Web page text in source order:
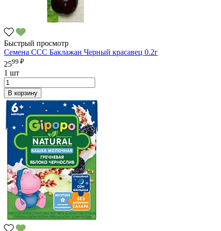
Быстрый просмотр
Семена ССС Баклажан Черный красавец 0.2г
2599 ₽
1 шт
В корзину